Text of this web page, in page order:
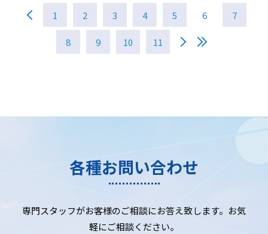
1 2 3 4 5 6 7
8 9 10 11
各種お問い合わせ
専門スタッフがお客様のご相談にお答え致します。お気
軽にご相談ください。